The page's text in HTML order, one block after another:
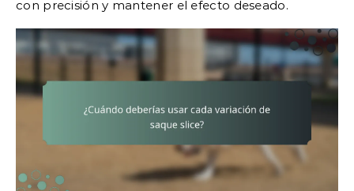
con precisión y mantener el efecto deseado.